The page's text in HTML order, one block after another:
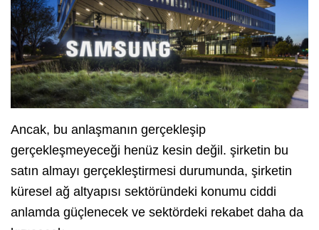
Ancak, bu anlaşmanın gerçekleşip
gerçekleşmeyeceği henüz kesin değil. şirketin bu
satın almayı gerçekleştirmesi durumunda, şirketin
küresel ağ altyapısı sektöründeki konumu ciddi
anlamda güçlenecek ve sektördeki rekabet daha da